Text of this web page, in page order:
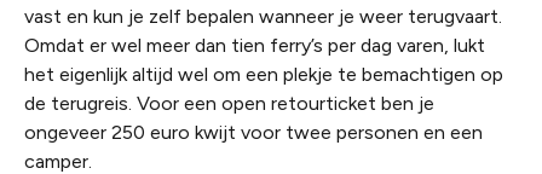
vast en kun je zelf bepalen wanneer je weer terugvaart.
Omdat er wel meer dan tien ferry’s per dag varen, lukt
het eigenlijk altijd wel om een plekje te bemachtigen op
de terugreis. Voor een open retourticket ben je
ongeveer 250 euro kwijt voor twee personen en een
camper.